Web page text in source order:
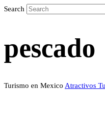
Search
pescado
Turismo en Mexico Atractivos